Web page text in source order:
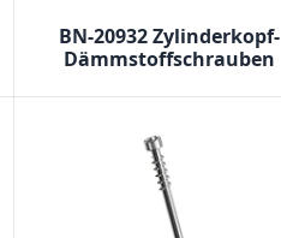
BN-20932 Zylinderkopf-
Dämmstoffschrauben